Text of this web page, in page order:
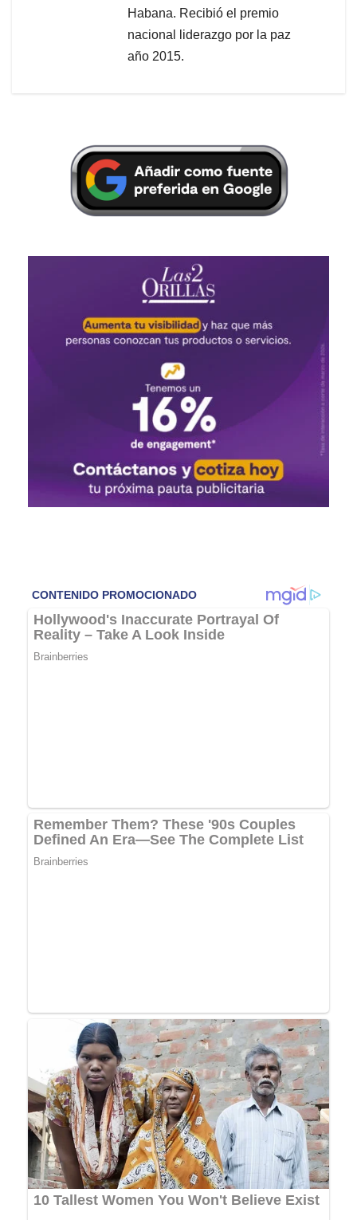
Habana. Recibió el premio
nacional liderazgo por la paz
año 2015.